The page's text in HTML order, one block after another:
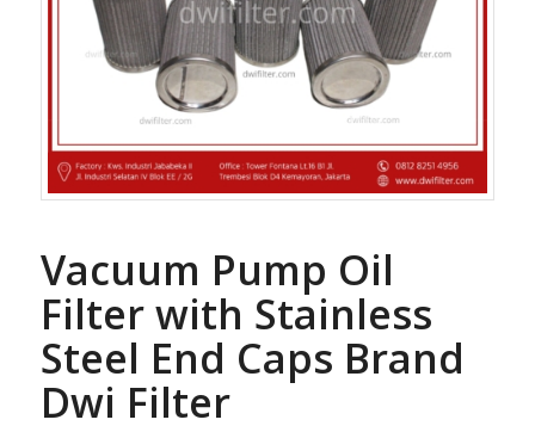
Vacuum Pump Oil
Filter with Stainless
Steel End Caps Brand
Dwi Filter